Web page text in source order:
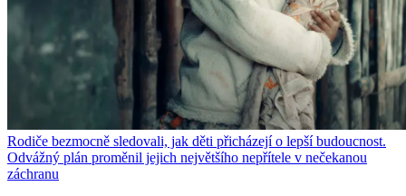
Rodiče bezmocně sledovali, jak děti přicházejí o lepší budoucnost.
Odvážný plán proměnil jejich největšího nepřítele v nečekanou
záchranu